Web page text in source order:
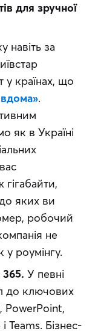
для зручної
навіть за
у країнах, що
.
як в Україні
яких ви
робочий
не
у роумінгу.
У певні
до ключових
PowerPoint,
Teams. Бізнес-